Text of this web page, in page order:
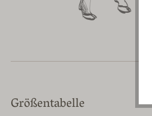
Größentabelle